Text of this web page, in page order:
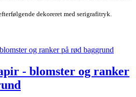
dekoreret med serigrafitryk.
- blomster og ranker